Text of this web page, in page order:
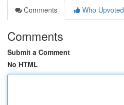
Comments
Who Upvoted
Comments
Submit a Comment
No HTML